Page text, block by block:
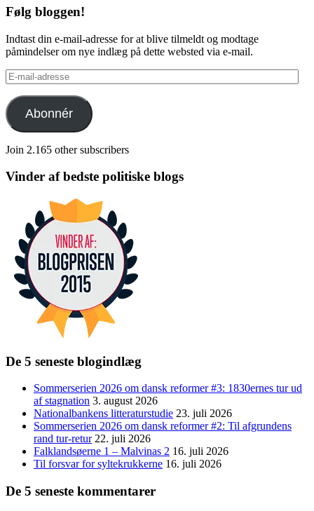
Følg bloggen!
Indtast din e-mail-adresse for at blive tilmeldt og modtage
påmindelser om nye indlæg på dette websted via e-mail.
E-
mail-
adresse
Abonnér
Join 2.165 other subscribers
Vinder af bedste politiske blogs
De 5 seneste blogindlæg
Sommerserien 2026 om dansk reformer #3: 1830ernes tur ud
af stagnation 3. august 2026
Nationalbankens litteraturstudie 23. juli 2026
Sommerserien 2026 om dansk reformer #2: Til afgrundens
rand tur-retur 22. juli 2026
Falklandsøerne 1 – Malvinas 2 16. juli 2026
Til forsvar for syltekrukkerne 16. juli 2026
De 5 seneste kommentarer